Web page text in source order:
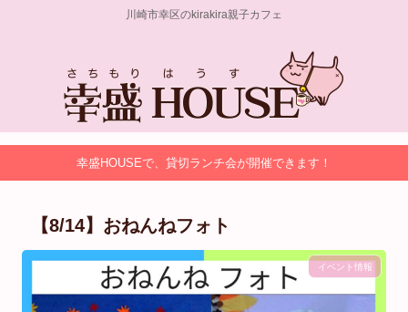
川崎市幸区のkirakira親子カフェ
幸盛HOUSEで、貸切ランチ会が開催できます！
【8/14】おねんねフォト
イベント情報